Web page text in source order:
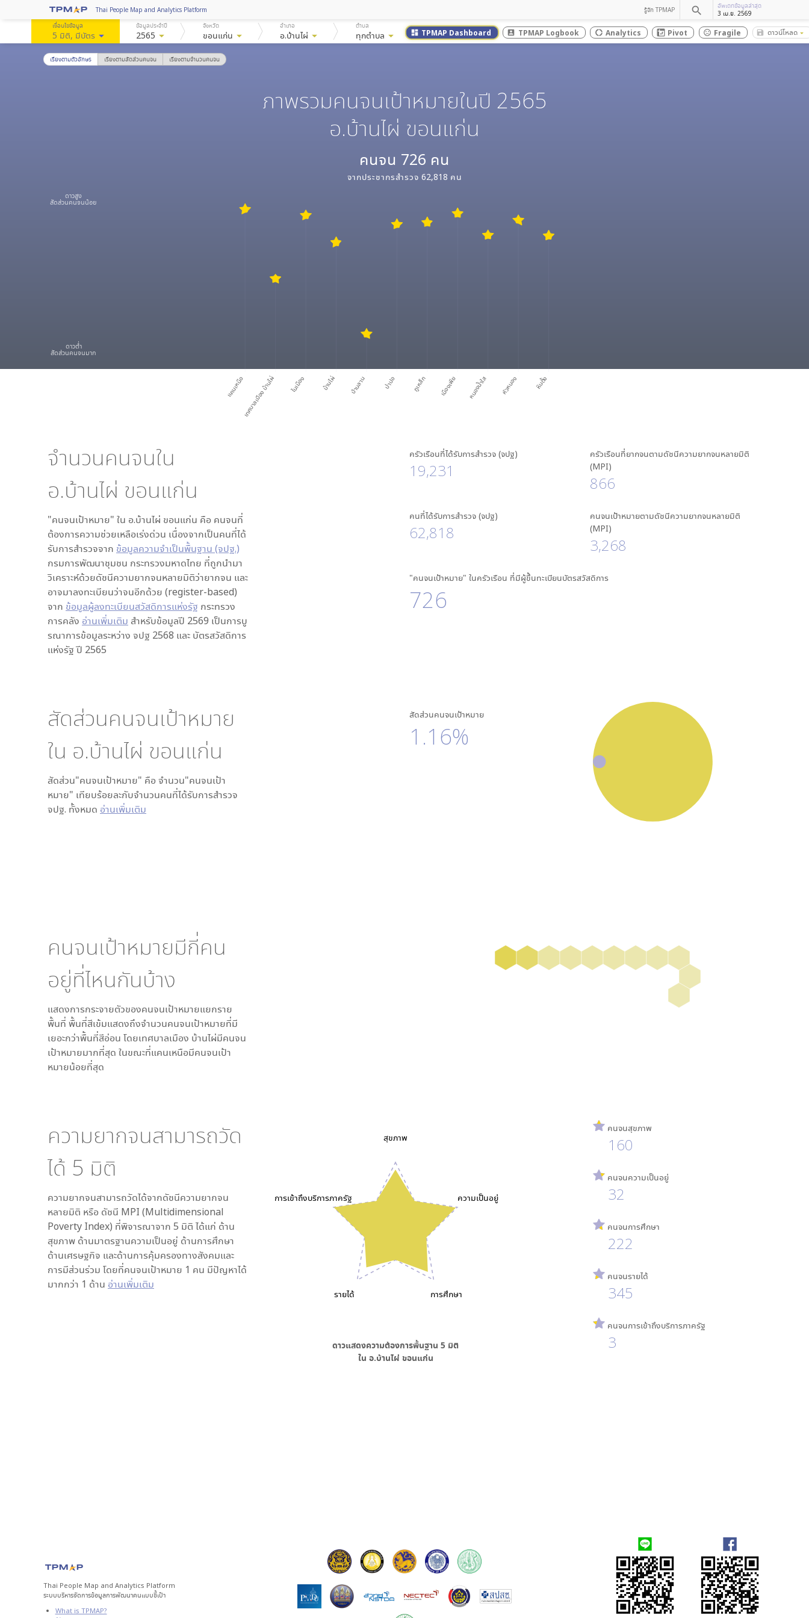
Thai People Map and Analytics Platform รู้จัก TPMAP search
อัพเดทข้อมูลล่าสุด
3 เม.ย. 2569
เงื่อนไขข้อมูล
5 มิติ, มีบัตรarrow_drop_down
ข้อมูลประจำปี
2565 arrow_drop_down
จังหวัด
ขอนแก่น arrow_drop_down
อำเภอ
อ.บ้านไผ่ arrow_drop_down
ตำบล
ทุกตำบล arrow_drop_down dashboard TPMAP Dashboard account_box TPMAP Logbook donut_large Analytics Pivot sentiment_dissatisfied Fragile save_alt
ดาวน์โหลดarrow_drop_down
เรียงตามตัวอักษร เรียงตามสัดส่วนคนจน เรียงตามจำนวนคนจน
ภาพรวมคนจนเป้าหมายในปี 2565
อ.บ้านไผ่ ขอนแก่น
คนจน 726 คน
จากประชากรสำรวจ 62,818 คน
แคนเหนือเทศบาลเมือง บ้านไผ่ ในเมือง บ้านไผ่ บ้านลาน ป่าปอ ภูเหล็ก เมืองเพีย หนองน้ำใส หัวหนอง หินตั้ง
ดาวสูง
สัดส่วนคนจนน้อย
ดาวต่ำ
สัดส่วนคนจนมาก
จำนวนคนจนใน
อ.บ้านไผ่ ขอนแก่น
"คนจนเป้าหมาย" ใน อ.บ้านไผ่ ขอนแก่น คือ คนจนที่
ต้องการความช่วยเหลือเร่งด่วน เนื่องจากเป็นคนที่ได้
รับการสำรวจจาก ข้อมูลความจำเป็นพื้นฐาน (จปฐ.)
กรมการพัฒนาชุมชน กระทรวงมหาดไทย ที่ถูกนำมา
วิเคราะห์ด้วยดัชนีความยากจนหลายมิติว่ายากจน และ
อาจมาลงทะเบียนว่าจนอีกด้วย (register-based)
จาก ข้อมูลผู้ลงทะเบียนสวัสดิการแห่งรัฐ กระทรวง
การคลัง อ่านเพิ่มเติม สำหรับข้อมูลปี 2569 เป็นการบู
รณาการข้อมูลระหว่าง จปฐ 2568 และ บัตรสวัสดิการ
แห่งรัฐ ปี 2565
ครัวเรือนที่ได้รับการสำรวจ (จปฐ)
19,231
ครัวเรือนที่ยากจนตามดัชนีความยากจนหลายมิติ
(MPI)
866
คนที่ได้รับการสำรวจ (จปฐ)
62,818
คนจนเป้าหมายตามดัชนีความยากจนหลายมิติ
(MPI)
3,268
"คนจนเป้าหมาย" ในครัวเรือน ที่มีผู้ขึ้นทะเบียนบัตรสวัสดิการ
726
สัดส่วนคนจนเป้าหมาย
ใน อ.บ้านไผ่ ขอนแก่น
สัดส่วน"คนจนเป้าหมาย" คือ จำนวน"คนจนเป้า
หมาย" เทียบร้อยละกับจำนวนคนที่ได้รับการสำรวจ
จปฐ. ทั้งหมด อ่านเพิ่มเติม
สัดส่วนคนจนเป้าหมาย
1.16%
คนจนเป้าหมายมีกี่คน
อยู่ที่ไหนกันบ้าง
แสดงการกระจายตัวของคนจนเป้าหมายแยกราย
พื้นที่ พื้นที่สีเข้มแสดงถึงจำนวนคนจนเป้าหมายที่มี
เยอะกว่าพื้นที่สีอ่อน โดยเทศบาลเมือง บ้านไผ่มีคนจน
เป้าหมายมากที่สุด ในขณะที่แคนเหนือมีคนจนเป้า
หมายน้อยที่สุด
ความยากจนสามารถวัด
ได้ 5 มิติ
ความยากจนสามารถวัดได้จากดัชนีความยากจน
หลายมิติ หรือ ดัชนี MPI (Multidimensional
Poverty Index) ที่พิจารณาจาก 5 มิติ ได้แก่ ด้าน
สุขภาพ ด้านมาตรฐานความเป็นอยู่ ด้านการศึกษา
ด้านเศรษฐกิจ และด้านการคุ้มครองทางสังคมและ
การมีส่วนร่วม โดยที่คนจนเป้าหมาย 1 คน มีปัญหาได้
มากกว่า 1 ด้าน อ่านเพิ่มเติม
สุขภาพ
ความเป็นอยู่
การศึกษา
รายได้
การเข้าถึงบริการภาครัฐ
ดาวแสดงความต้องการพื้นฐาน 5 มิติ
ใน อ.บ้านไผ่ ขอนแก่น
คนจนสุขภาพ
160
คนจนความเป็นอยู่
32
คนจนการศึกษา
222
คนจนรายได้
345
คนจนการเข้าถึงบริการภาครัฐ
3
Thai People Map and Analytics Platform
ระบบบริหารจัดการข้อมูลการพัฒนาคนแบบชี้เป้า
What is TPMAP?